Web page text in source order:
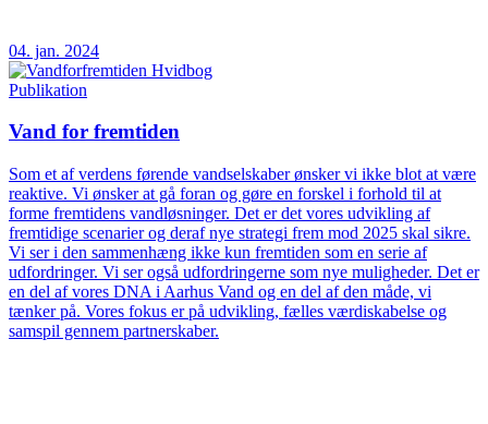
04. jan. 2024
Publikation
Vand for fremtiden
Som et af verdens førende vandselskaber ønsker vi ikke blot at være
reaktive. Vi ønsker at gå foran og gøre en forskel i forhold til at
forme fremtidens vandløsninger. Det er det vores udvikling af
fremtidige scenarier og deraf nye strategi frem mod 2025 skal sikre.
Vi ser i den sammenhæng ikke kun fremtiden som en serie af
udfordringer. Vi ser også udfordringerne som nye muligheder. Det er
en del af vores DNA i Aarhus Vand og en del af den måde, vi
tænker på. Vores fokus er på udvikling, fælles værdiskabelse og
samspil gennem partnerskaber.